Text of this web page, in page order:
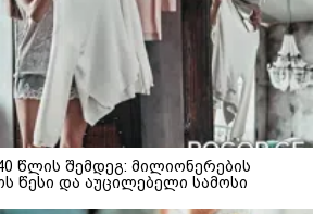
წლის შემდეგ: მილიონერების
წესი და აუცილებელი სამოსი